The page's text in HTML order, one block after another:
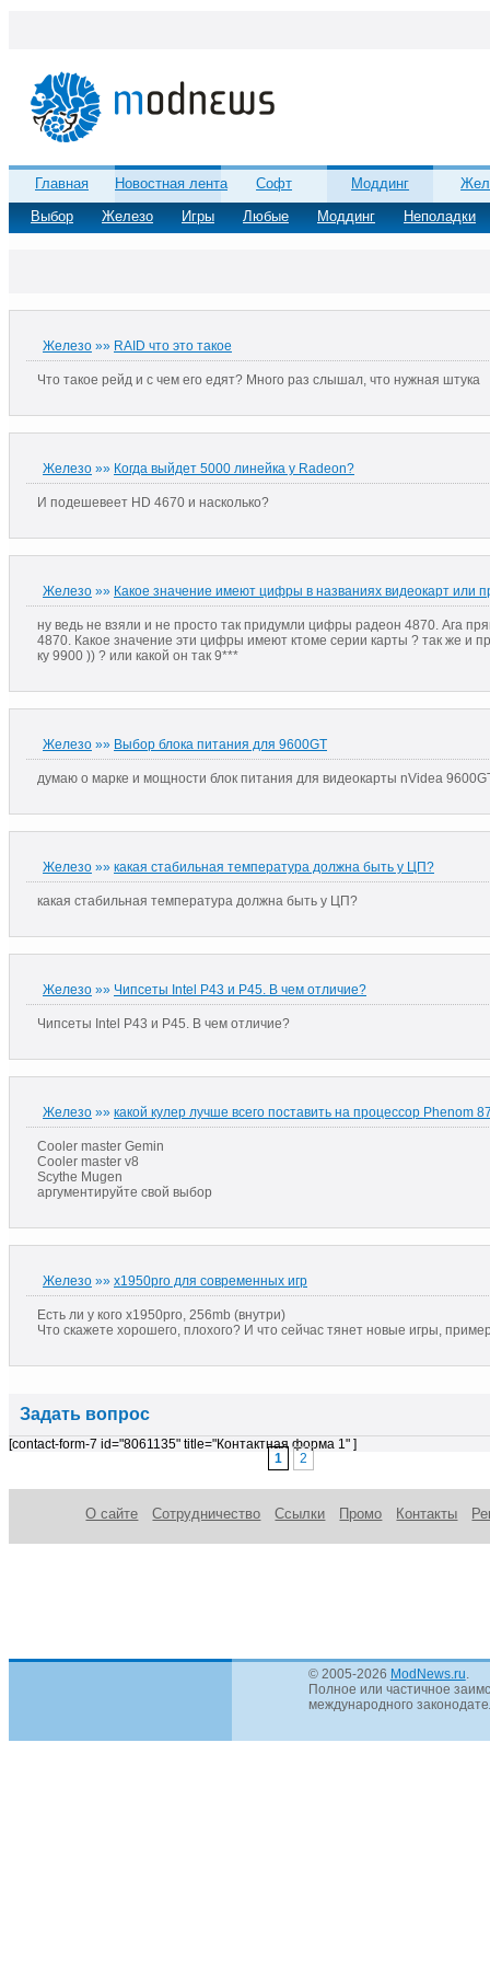
Главная Новостная лента Софт Моддинг
Выбор
Железо Игры Любые Моддинг Неполадки
Железо »» RAID что это такое
Что такое рейд и с чем его едят? Много раз слышал, что нужная штука
Железо »» Когда выйдет 5000 линейка у Radeon?
И подешевеет HD 4670 и насколько?
Железо »» Какое значение имеют цифры в названиях видеокарт или
ну ведь не взяли и не просто так придумли цифры радеон 4870. Ага
4870. Какое значение эти цифры имеют ктоме серии карты ? так же и
ку 9900 )) ? или какой он так 9***
Железо »» Выбор блока питания для 9600GT
думаю о марке и мощности блок питания для видеокарты nVidea
Железо »» какая стабильная температура должна быть у ЦП?
какая стабильная температура должна быть у ЦП?
Железо »» Чипсеты Intel P43 и P45. В чем отличие?
Чипсеты Intel P43 и P45. В чем отличие?
Железо »» какой кулер лучше всего поставить на процессор Phenom
Cooler master Gemin
Cooler master v8
Scythe Mugen
аргументируйте свой выбор
Железо »» x1950pro для современных игр
Есть ли у кого x1950pro, 256mb (внутри)
Что скажете хорошего, плохого? И что сейчас тянет новые игры,
Задать вопрос
[contact-form-7 id="8061135" title="Контактная форма 1" ]
1
2
О сайте Сотрудничество Ссылки Промо Контакты
© 2005-2026 ModNews.ru
Полное или частичное
международного